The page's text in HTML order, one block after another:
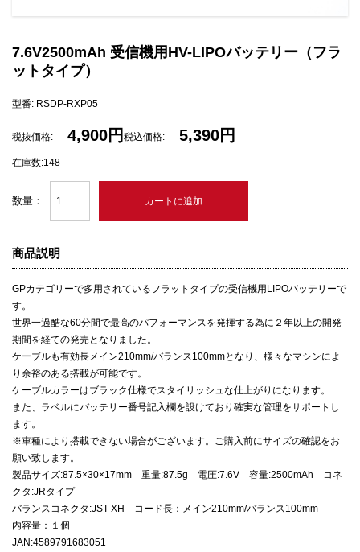
7.6V2500mAh 受信機用HV-LIPOバッテリー（フラ
ットタイプ）
型番: RSDP-RXP05
税抜価格: 4,900円 税込価格: 5,390円
在庫数:148
数量：
商品説明
GPカテゴリーで多用されているフラットタイプの受信機用LIPOバッテリーで
す。
世界一過酷な60分間で最高のパフォーマンスを発揮する為に２年以上の開発
期間を経ての発売となりました。
ケーブルも有効長メイン210mm/バランス100mmとなり、様々なマシンによ
り余裕のある搭載が可能です。
ケーブルカラーはブラック仕様でスタイリッシュな仕上がりになります。
また、ラベルにバッテリー番号記入欄を設けており確実な管理をサポートし
ます。
※車種により搭載できない場合がございます。ご購入前にサイズの確認をお
願い致します。
製品サイズ:87.5×30×17mm 重量:87.5g 電圧:7.6V 容量:2500mAh コネ
クタ:JRタイプ
バランスコネクタ:JST-XH コード長：メイン210mm/バランス100mm
内容量：１個
JAN:4589791683051